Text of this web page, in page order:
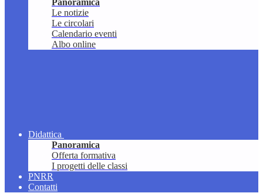
Panoramica
Le notizie
Le circolari
Calendario eventi
Albo online
Didattica
Panoramica
Offerta formativa
I progetti delle classi
PNRR
Contatti